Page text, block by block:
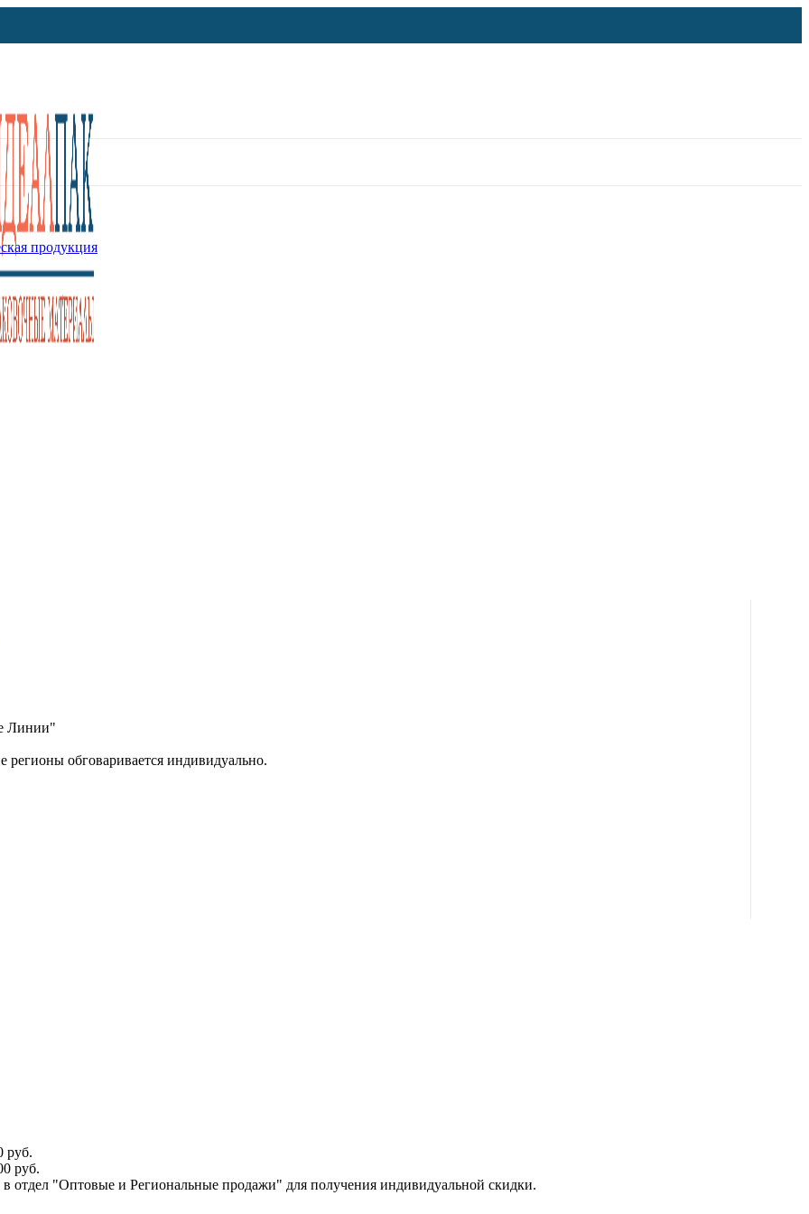
продукция
Линии"
регионы обговаривается индивидуально.
руб.
руб.
отдел "Оптовые и Региональные продажи" для получения индивидуальной скидки.